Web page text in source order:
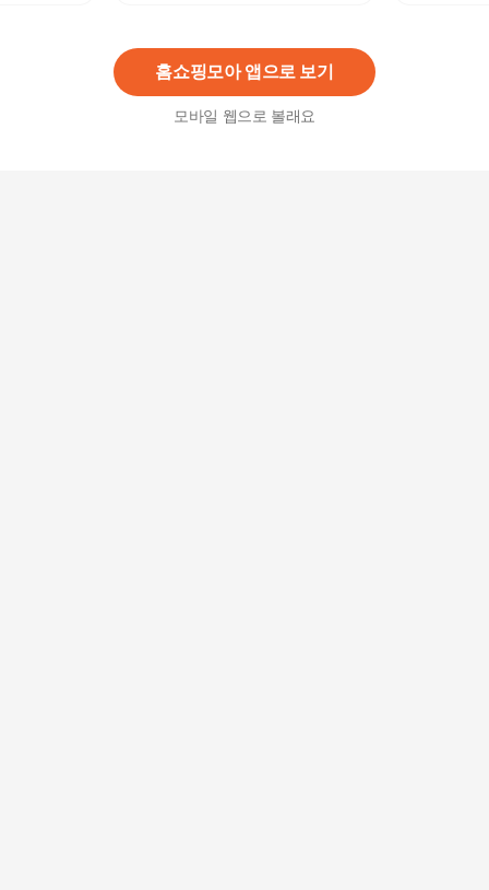
홈쇼핑모아 앱으로 보기
모바일 웹으로 볼래요
15%21,250원